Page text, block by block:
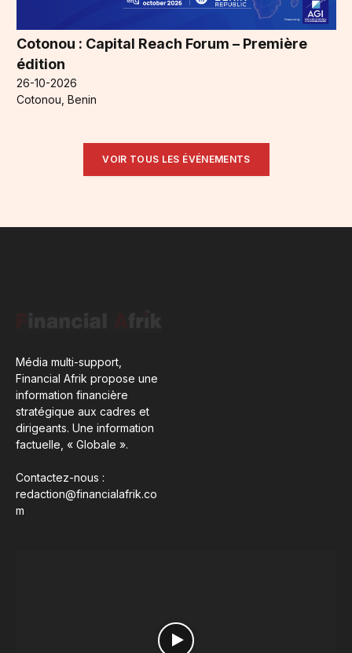
Cotonou : Capital Reach Forum – Première
édition
26-10-2026
Cotonou, Benin
VOIR TOUS LES ÉVÉNEMENTS
Média multi-support,
Financial Afrik propose une
information financière
stratégique aux cadres et
dirigeants. Une information
factuelle, « Globale ».
Contactez-nous :
redaction@financialafrik.co
m